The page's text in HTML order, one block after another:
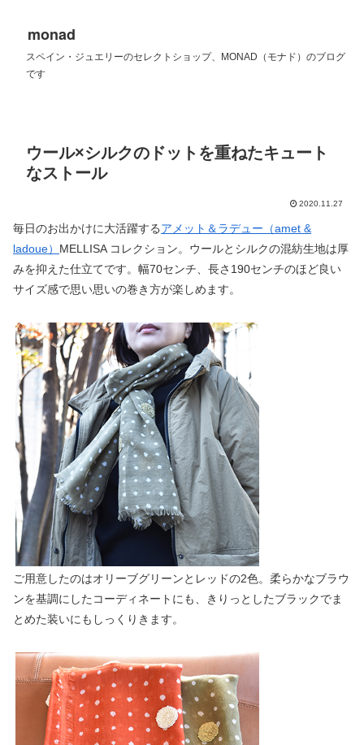
monad
スペイン・ジュエリーのセレクトショップ、MONAD（モナド）のブログ
です
ウール×シルクのドットを重ねたキュート
なストール
2020.11.27
毎日のお出かけに大活躍するアメット＆ラデュー（amet &
ladoue） MELLISA コレクション。ウールとシルクの混紡生地は厚
みを抑えた仕立てです。幅70センチ、長さ190センチのほど良い
サイズ感で思い思いの巻き方が楽しめます。
ご用意したのはオリーブグリーンとレッドの2色。柔らかなブラウ
ンを基調にしたコーディネートにも、きりっとしたブラックでま
とめた装いにもしっくりきます。